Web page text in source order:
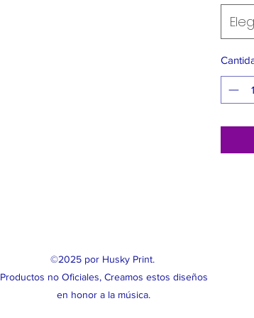
©2025 por Husky Print.
Productos no Oficiales, Creamos estos diseños
en honor a la música.